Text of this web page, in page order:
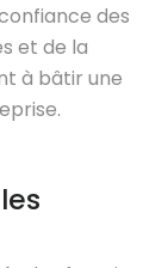
des
et de la
à bâtir une